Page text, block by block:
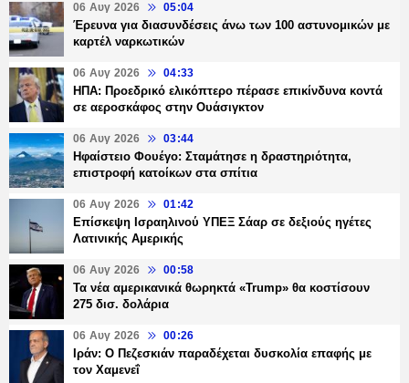
06 Αυγ 2026 05:04
Έρευνα για διασυνδέσεις άνω των 100 αστυνομικών με
καρτέλ ναρκωτικών
06 Αυγ 2026 04:33
ΗΠΑ: Προεδρικό ελικόπτερο πέρασε επικίνδυνα κοντά
σε αεροσκάφος στην Ουάσιγκτον
06 Αυγ 2026 03:44
Ηφαίστειο Φουέγο: Σταμάτησε η δραστηριότητα,
επιστροφή κατοίκων στα σπίτια
06 Αυγ 2026 01:42
Επίσκεψη Ισραηλινού ΥΠΕΞ Σάαρ σε δεξιούς ηγέτες
Λατινικής Αμερικής
06 Αυγ 2026 00:58
Τα νέα αμερικανικά θωρηκτά «Trump» θα κοστίσουν
275 δισ. δολάρια
06 Αυγ 2026 00:26
Ιράν: Ο Πεζεσκιάν παραδέχεται δυσκολία επαφής με
τον Χαμενεΐ